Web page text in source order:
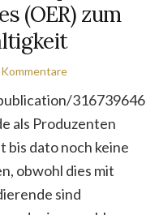
(OER) zum
316739646
als Produzenten
bis dato noch keine
obwohl dies mit
sind